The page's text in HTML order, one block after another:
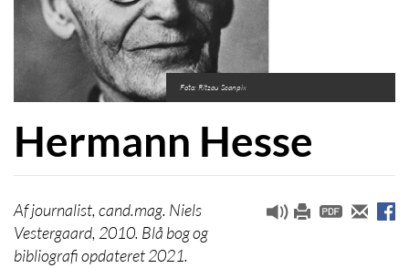
Foto: Ritzau Scanpix
Hermann Hesse
journalist, cand.mag. Niels
Vestergaard, 2010. Blå bog og
bibliografi opdateret 2021.